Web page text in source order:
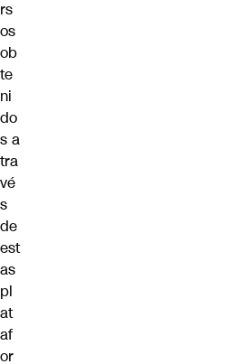
rs
os
ob
te
ni
do
s a
tra
vé
s
de
est
as
pl
at
af
or